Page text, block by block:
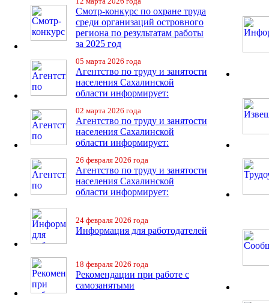
Смотр-конкурс по охране труда
среди организаций островного
региона по результатам работы
за 2025 год
05 марта 2026 года
Агентство по труду и занятости
населения Сахалинской
области информирует:
02 марта 2026 года
Агентство по труду и занятости
населения Сахалинской
области информирует:
26 февраля 2026 года
Агентство по труду и занятости
населения Сахалинской
области информирует:
24 февраля 2026 года
Информация для работодателей
18 февраля 2026 года
Рекомендации при работе с
самозанятыми